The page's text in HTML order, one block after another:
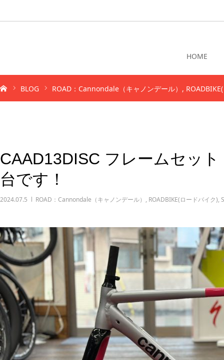
HOME
BLOG ROAD：Cannondale（キャノンデール）
CAAD13DISC フレームセッ
台です！
2024.07.5 ROAD：Cannondale（キャノンデール） , ROADBIKE(ロードバイク),